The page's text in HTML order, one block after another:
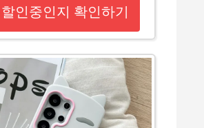
인중인지 확인하기